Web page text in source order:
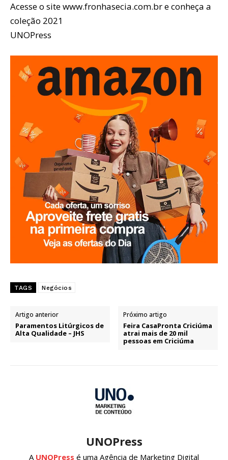
Acesse o site www.fronhasecia.com.br e conheça a
coleção 2021
UNOPress
TAGS Negócios
Artigo anterior
Paramentos Litúrgicos de
Alta Qualidade – JHS
Próximo artigo
Feira CasaPronta Criciúma
atrai mais de 20 mil
pessoas em Criciúma
UNOPress
A UNOPress é uma Agência de Marketing Digital